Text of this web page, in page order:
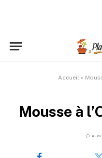
Accueil »
Mousse à